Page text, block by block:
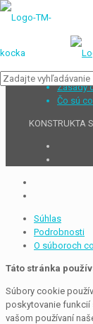
Zásady
Čo sú
KONSTRUKTA
Súhlas
Podrobnosti
O súboroch
Táto stránka
Súbory cookie
poskytovanie funkcií
vašom používaní